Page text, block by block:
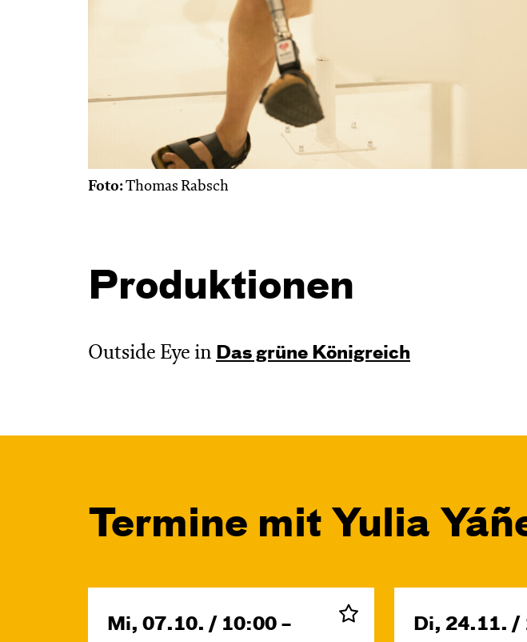
Foto:Thomas Rabsch
Produktionen
Outside Eye in Das grüne König­reich
Termine mit Yulia
Mi, 07.10. / 10:00 –
Di, 24.11. /